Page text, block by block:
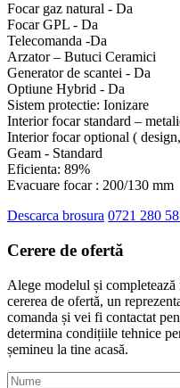
Focar gaz natural - Da
Focar GPL - Da
Telecomanda -Da
Arzator – Butuci Ceramici
Generator de scantei - Da
Optiune Hybrid - Da
Sistem protectie: Ionizare
Interior focar standard –
Interior focar optional (
Geam - Standard
Eficienta: 89%
Evacuare focar : 200/130 mm
Descarca brosura 0721 280
Cerere de ofertă
Alege modelul și
cererea de ofertă, un
comanda și vei fi contactat
determina condițiile tehnice
șemineu la tine acasă.